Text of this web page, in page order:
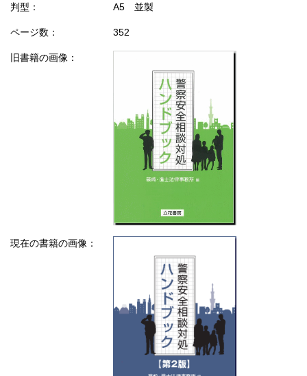
判型： A5 並製
ページ数： 352
旧書籍の画像：
現在の書籍の画像：